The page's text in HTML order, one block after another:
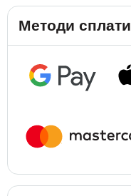
Методи сплати